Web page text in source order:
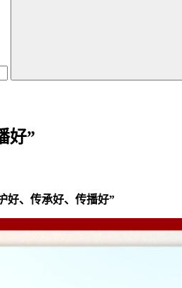
好”
、传承好、传播好”